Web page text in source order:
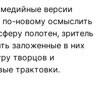
версии
по-новому осмыслить
полотен, зритель
заложенные в них
творцов и
трактовки.